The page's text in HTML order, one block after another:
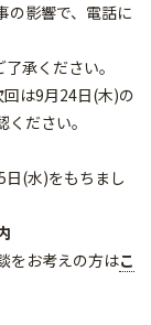
の影響で、電話に
承ください。
は9月24日(木)の
ださい。
(水)をもちまし
をお考えの方はこ